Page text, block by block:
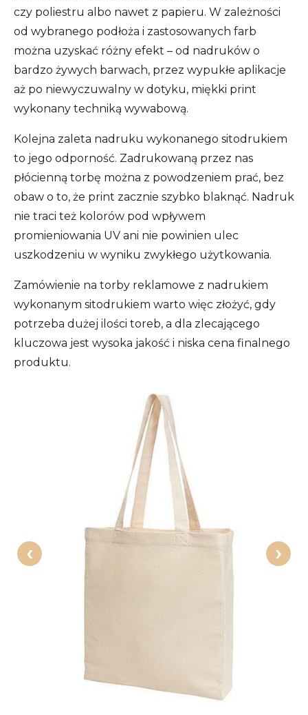
czy poliestru albo nawet z papieru. W zależności
od wybranego podłoża i zastosowanych farb
można uzyskać różny efekt – od nadruków o
bardzo żywych barwach, przez wypukłe aplikacje
aż po niewyczuwalny w dotyku, miękki print
wykonany techniką wywabową.
Kolejna zaleta nadruku wykonanego sitodrukiem
to jego odporność. Zadrukowaną przez nas
płócienną torbę można z powodzeniem prać, bez
obaw o to, że print zacznie szybko blaknąć. Nadruk
nie traci też kolorów pod wpływem
promieniowania UV ani nie powinien ulec
uszkodzeniu w wyniku zwykłego użytkowania.
Zamówienie na torby reklamowe z nadrukiem
wykonanym sitodrukiem warto więc złożyć, gdy
potrzeba dużej ilości toreb, a dla zlecającego
kluczowa jest wysoka jakość i niska cena finalnego
produktu.
‹ ›